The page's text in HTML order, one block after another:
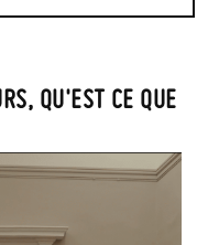
QU'EST CE QUE